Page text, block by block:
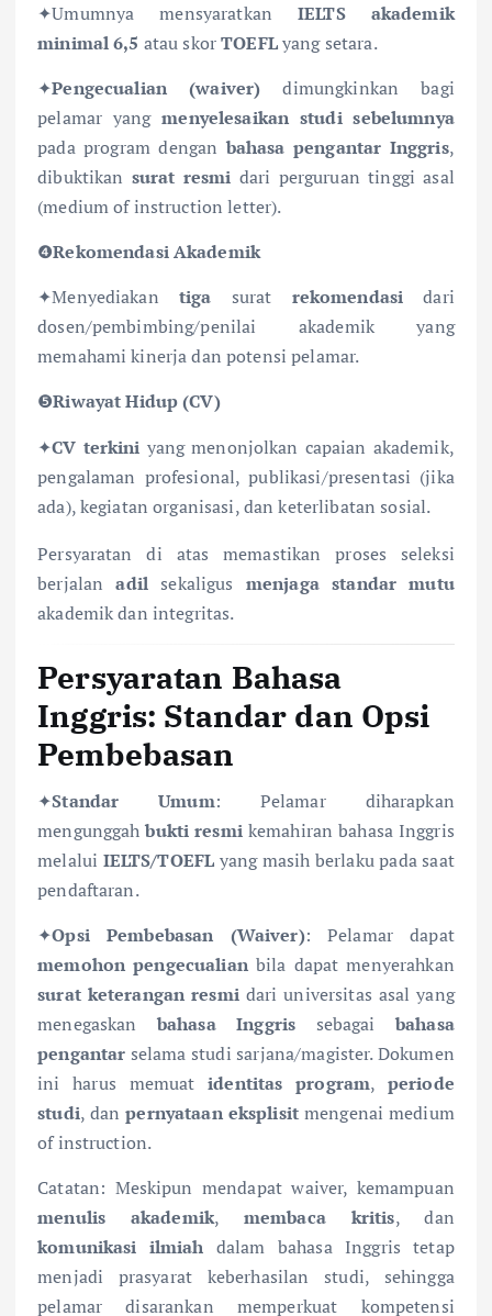
✦Umumnya mensyaratkanIELTS akademik
minimal 6,5 atau skorTOEFLyang setara.
✦Pengecualian (waiver) dimungkinkan bagi
pelamar yangmenyelesaikan studi sebelumnya
pada program dengan bahasa pengantar Inggris,
dibuktikan surat resmi dari perguruan tinggi asal
(medium of instruction letter).
❹Rekomendasi Akademik
✦Menyediakan tiga surat rekomendasi dari
dosen/pembimbing/penilai akademik yang
memahami kinerja dan potensi pelamar.
❺Riwayat Hidup (CV)
✦CV terkini yang menonjolkan capaian akademik,
pengalaman profesional, publikasi/presentasi (jika
ada), kegiatan organisasi, dan keterlibatan sosial.
Persyaratan di atas memastikan proses seleksi
berjalanadil sekaligus menjaga standar mutu
akademik dan integritas.
Persyaratan Bahasa
Inggris: Standar dan Opsi
Pembebasan
✦Standar Umum: Pelamar diharapkan
mengunggahbukti resmikemahiran bahasa Inggris
melalui IELTS/TOEFL yang masih berlaku pada saat
pendaftaran.
✦Opsi Pembebasan (Waiver): Pelamar dapat
memohon pengecualianbila dapat menyerahkan
surat keterangan resmidari universitas asal yang
menegaskan bahasa Inggris sebagaibahasa
pengantar selama studi sarjana/magister. Dokumen
ini harus memuatidentitas program, periode
studi, danpernyataan eksplisitmengenai medium
of instruction.
Catatan: Meskipun mendapat waiver, kemampuan
menulis akademik, membaca kritis, dan
komunikasi ilmiah dalam bahasa Inggris tetap
menjadi prasyarat keberhasilan studi, sehingga
pelamar disarankan memperkuat kompetensi